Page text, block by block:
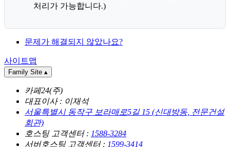
처리가 가능합니다.)
문제가 해결되지 않았나요?
사이트맵
Family Site ▴
카페24(주)
대표이사 : 이재석
서울특별시 동작구 보라매로5길 15 (신대방동, 전문건설
회관)
호스팅 고객센터 : 1588-3284
서버호스팅 고객센터 : 1599-3414